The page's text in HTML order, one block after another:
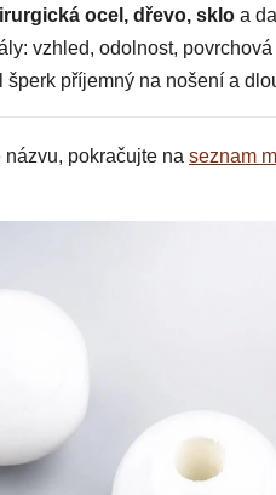
ocel, dřevo, sklo a
vzhled, odolnost,
šperk příjemný na nošení a
pokračujte na seznam